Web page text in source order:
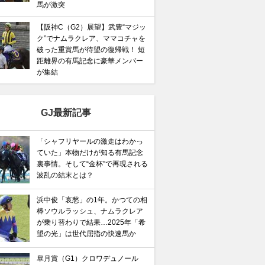
馬が激突
【阪神C（G2）展望】武豊“マジッ
ク”でナムラクレア、ママコチャを
破った重賞馬が待望の復帰戦！ 短
距離界の有馬記念に豪華メンバー
が集結
GJ最新記事
「シャフリヤールの激走はわかっ
ていた」本物だけが知る有馬記念
裏事情。そして“金杯”で再現される
波乱の結末とは？
浜中俊「哀愁」の1年。かつての相
棒ソウルラッシュ、ナムラクレア
が乗り替わりで結果…2025年「希
望の光」は世代屈指の快速馬か
皐月賞（G1）クロワデュノール